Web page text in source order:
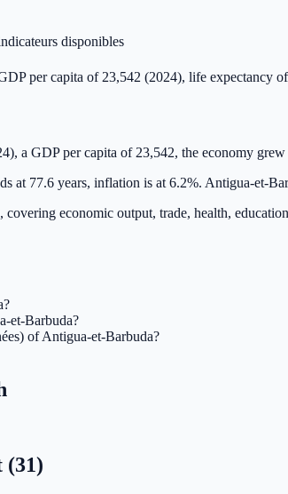
disponibles
per capita of 23,542 (2024), life expectancy
a GDP per capita of 23,542, the economy
at 77.6 years, inflation is at 6.2%. Antigua-et-
economic output, trade, health,
et-Barbuda?
of Antigua-et-Barbuda?
(31)